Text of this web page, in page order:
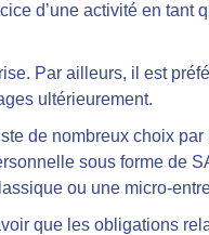
d’une activité en tant
Par ailleurs, il est
ultérieurement.
de nombreux choix
sous forme de
ou une micro-
que les obligations